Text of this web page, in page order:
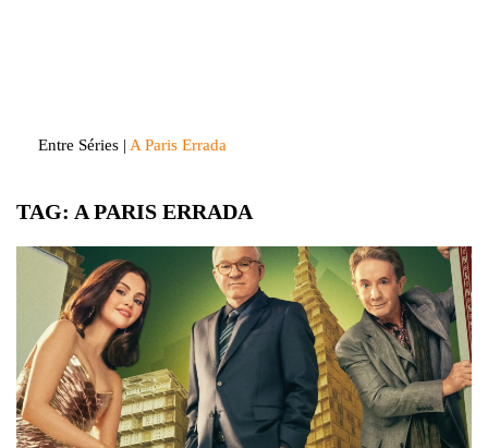
Entre Séries | A Paris Errada
TAG: A PARIS ERRADA